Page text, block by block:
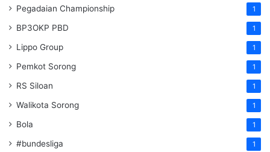
Pegadaian Championship 1
BP3OKP PBD 1
Lippo Group 1
Pemkot Sorong 1
RS Siloan 1
Walikota Sorong 1
Bola 1
#bundesliga 1